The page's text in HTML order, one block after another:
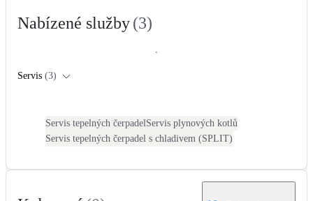
Novostavby
Rekuperace tepla odpadní vody
Šedá i černá odpadní voda
Kamna / krby
Nabízené služby(3)
Servis (3)
Servis tepelných čerpadelServis plynových kotlů
Servis tepelných čerpadel s chladivem (SPLIT)